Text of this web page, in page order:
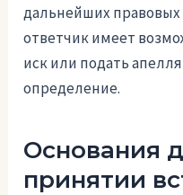
дальнейших
ответчик имеет
иск или подать
определение.
Основания
принятии